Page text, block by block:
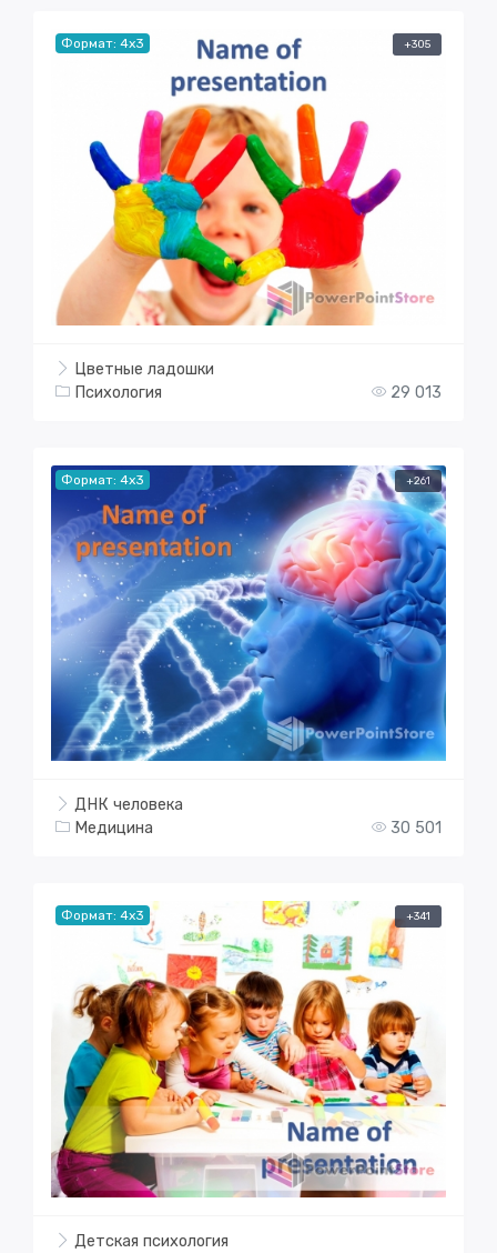
Формат: 4x3 +305
Цветные ладошки
Психология
29 013
Формат: 4x3 +261
ДНК человека
Медицина
30 501
Формат: 4x3 +341
Детская психология